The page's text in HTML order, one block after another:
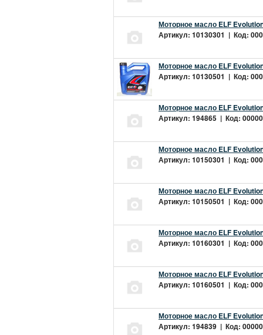
Моторное масло ELF
Артикул: 10130301 | Код:
Моторное масло ELF
Артикул: 10130501 | Код:
Моторное масло ELF
Артикул: 194865 | Код:
Моторное масло ELF
Артикул: 10150301 | Код:
Моторное масло ELF
Артикул: 10150501 | Код:
Моторное масло ELF
Артикул: 10160301 | Код:
Моторное масло ELF
Артикул: 10160501 | Код:
Моторное масло ELF
Артикул: 194839 | Код: